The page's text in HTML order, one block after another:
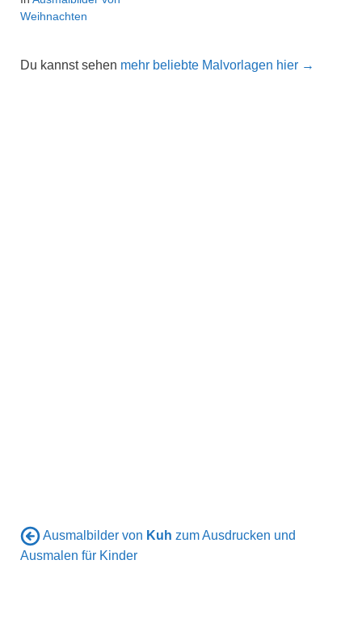
Weihnachten
Du kannst sehen mehr beliebte Malvorlagen hier →
Ausmalbilder von Kuh zum Ausdrucken und
Ausmalen für Kinder